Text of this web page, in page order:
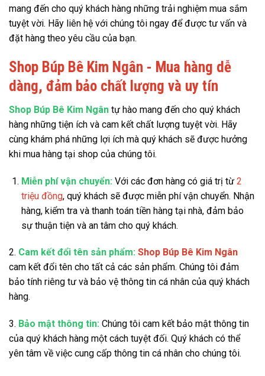
mang đến cho quý khách hàng những trải nghiệm mua sắm
tuyệt vời. Hãy liên hệ với chúng tôi ngay để được tư vấn và
đặt hàng theo yêu cầu của bạn.
Shop Búp Bê Kim Ngân - Mua hàng dễ
dàng, đảm bảo chất lượng và uy tín
Shop Búp Bê Kim Ngân tự hào mang đến cho quý khách
hàng những tiện ích và cam kết chất lượng tuyệt vời. Hãy
cùng khám phá những lợi ích mà quý khách sẽ được hưởng
khi mua hàng tại shop của chúng tôi.
Miễn phí vận chuyển: Với các đơn hàng có giá trị từ 2
triệu đồng, quý khách sẽ được miễn phí vận chuyển. Nhận
hàng, kiểm tra và thanh toán tiền hàng tại nhà, đảm bảo
sự thuận tiện và an tâm cho quý khách.
2. Cam kết đổi tên sản phẩm: Shop Búp Bê Kim Ngân
cam kết đổi tên cho tất cả các sản phẩm. Chúng tôi đảm
bảo tính riêng tư và bảo vệ thông tin cá nhân của quý khách
hàng.
3. Bảo mật thông tin: Chúng tôi cam kết bảo mật thông tin
của quý khách hàng một cách tuyệt đối. Quý khách có thể
yên tâm về việc cung cấp thông tin cá nhân cho chúng tôi.